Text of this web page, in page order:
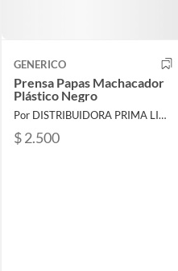
GENERICO
Prensa Papas Machacador
Plástico Negro
Por DISTRIBUIDORA PRIMA LIMITADA
$ 2.500